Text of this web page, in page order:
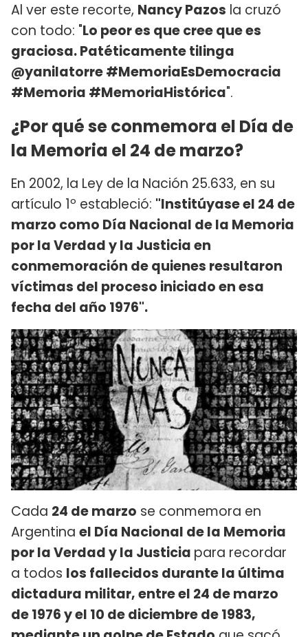
Al ver este recorte, Nancy Pazos la cruzó
con todo: "Lo peor es que cree que es
graciosa. Patéticamente tilinga
@yanilatorre #MemoriaEsDemocracia
#Memoria #MemoriaHistórica".
¿Por qué se conmemora el Día de
la Memoria el 24 de marzo?
En 2002, la Ley de la Nación 25.633, en su
artículo 1º estableció: "Institúyase el 24 de
marzo como Día Nacional de la Memoria
por la Verdad y la Justicia en
conmemoración de quienes resultaron
víctimas del proceso iniciado en esa
fecha del año 1976".
Cada 24 de marzo se conmemora en
Argentina el Día Nacional de la Memoria
por la Verdad y la Justicia para recordar
a todos los fallecidos durante la última
dictadura militar, entre el 24 de marzo
de 1976 y el 10 de diciembre de 1983,